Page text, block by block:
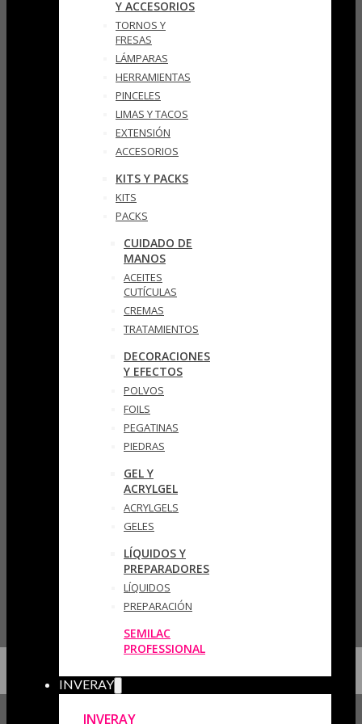
Y ACCESORIOS
TORNOS Y
FRESAS
LÁMPARAS
HERRAMIENTAS
PINCELES
LIMAS Y TACOS
EXTENSIÓN
ACCESORIOS
KITS Y PACKS
KITS
PACKS
CUIDADO DE
MANOS
ACEITES
CUTÍCULAS
CREMAS
TRATAMIENTOS
DECORACIONES
Y EFECTOS
POLVOS
FOILS
PEGATINAS
PIEDRAS
GEL Y
ACRYLGEL
ACRYLGELS
GELES
LÍQUIDOS Y
PREPARADORES
LÍQUIDOS
PREPARACIÓN
SEMILAC
PROFESSIONAL
INVERAY
INVERAY